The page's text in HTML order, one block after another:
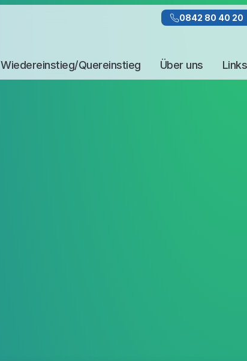
0842 80 40 20
Wiedereinstieg/Quereinstieg Über uns Links